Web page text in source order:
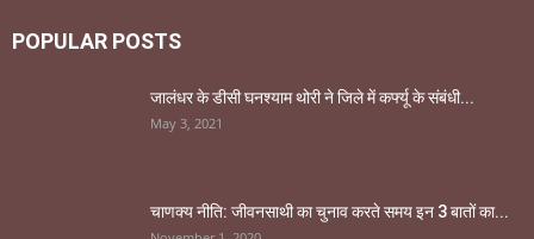
POPULAR POSTS
जालंधर के डीसी घनश्याम थोरी ने जिले में कर्फ्यू के संबंधी...
May 3, 2021
चाणक्य नीति: जीवनसाथी का चुनाव करते समय इन 3 बातों का...